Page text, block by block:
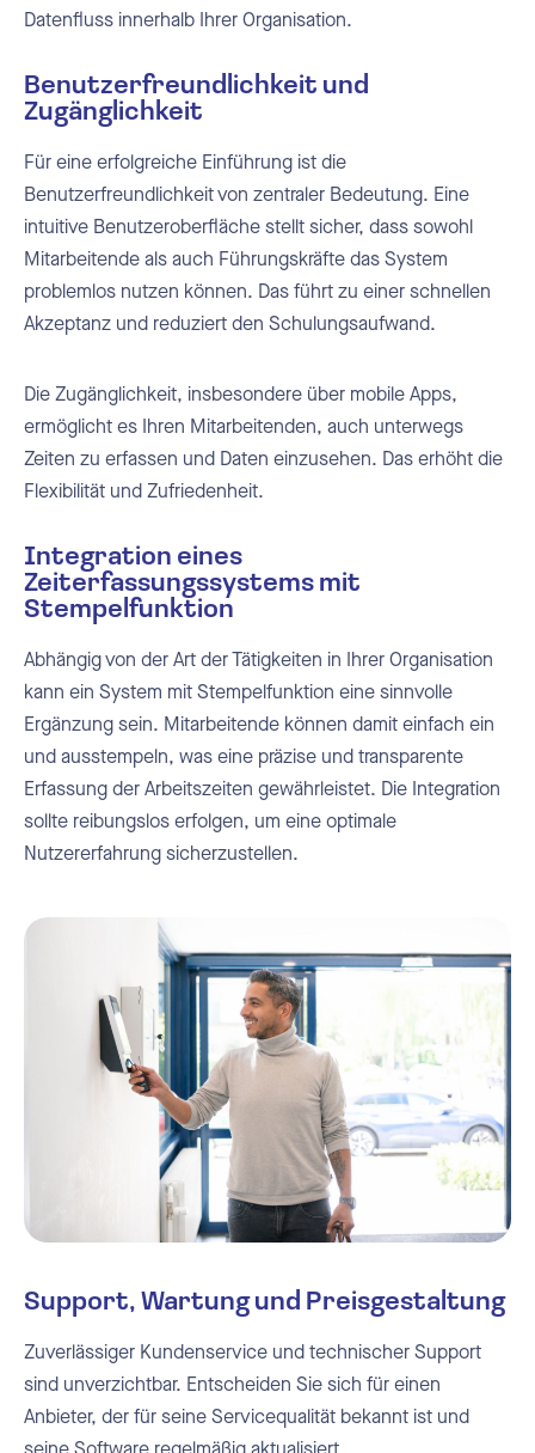
Datenfluss innerhalb Ihrer Organisation.
Benutzerfreundlichkeit und
Zugänglichkeit
Für eine erfolgreiche Einführung ist die
Benutzerfreundlichkeit von zentraler Bedeutung. Eine
intuitive Benutzeroberfläche stellt sicher, dass sowohl
Mitarbeitende als auch Führungskräfte das System
problemlos nutzen können. Das führt zu einer schnellen
Akzeptanz und reduziert den Schulungsaufwand.
Die Zugänglichkeit, insbesondere über mobile Apps,
ermöglicht es Ihren Mitarbeitenden, auch unterwegs
Zeiten zu erfassen und Daten einzusehen. Das erhöht die
Flexibilität und Zufriedenheit.
Integration eines
Zeiterfassungssystems mit
Stempelfunktion
Abhängig von der Art der Tätigkeiten in Ihrer Organisation
kann ein System mit Stempelfunktion eine sinnvolle
Ergänzung sein. Mitarbeitende können damit einfach ein
und ausstempeln, was eine präzise und transparente
Erfassung der Arbeitszeiten gewährleistet. Die Integration
sollte reibungslos erfolgen, um eine optimale
Nutzererfahrung sicherzustellen.
Support, Wartung und Preisgestaltung
Zuverlässiger Kundenservice und technischer Support
sind unverzichtbar. Entscheiden Sie sich für einen
Anbieter, der für seine Servicequalität bekannt ist und